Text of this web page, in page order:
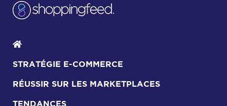
STRATÉGIE E-COMMERCE
RÉUSSIR SUR LES MARKETPLACES
TENDANCES